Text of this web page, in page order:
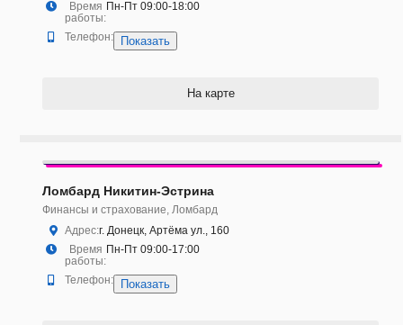
Время
работы:
Пн-Пт 09:00-18:00
Телефон: Показать
На карте
Ломбард Никитин-Эстрина
Финансы и страхование, Ломбард
Адрес:г. Донецк, Артёма ул., 160
Время
работы:
Пн-Пт 09:00-17:00
Телефон: Показать